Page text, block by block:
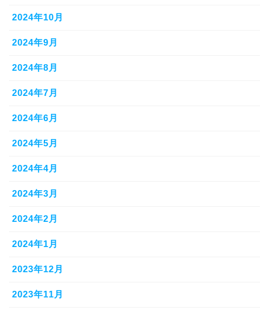
2024年10月
2024年9月
2024年8月
2024年7月
2024年6月
2024年5月
2024年4月
2024年3月
2024年2月
2024年1月
2023年12月
2023年11月